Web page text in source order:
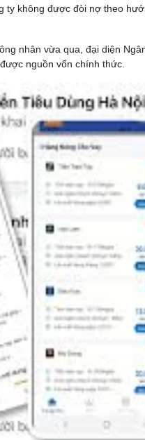
ty không được đòi nợ theo
nhân vừa qua, đại diện
nguồn vốn chính thức.